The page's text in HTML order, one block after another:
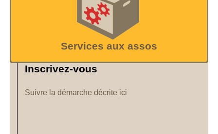
Services aux assos
Inscrivez-vous
Suivre la démarche décrite ici